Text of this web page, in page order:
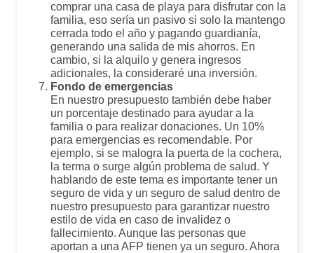
comprar una casa de playa para disfrutar con la
familia, eso sería un pasivo si solo la mantengo
cerrada todo el año y pagando guardianía,
generando una salida de mis ahorros. En
cambio, si la alquilo y genera ingresos
adicionales, la consideraré una inversión.
Fondo de emergencias
En nuestro presupuesto también debe haber
un porcentaje destinado para ayudar a la
familia o para realizar donaciones. Un 10%
para emergencias es recomendable. Por
ejemplo, si se malogra la puerta de la cochera,
la terma o surge algún problema de salud. Y
hablando de este tema es importante tener un
seguro de vida y un seguro de salud dentro de
nuestro presupuesto para garantizar nuestro
estilo de vida en caso de invalidez o
fallecimiento. Aunque las personas que
aportan a una AFP tienen ya un seguro. Ahora